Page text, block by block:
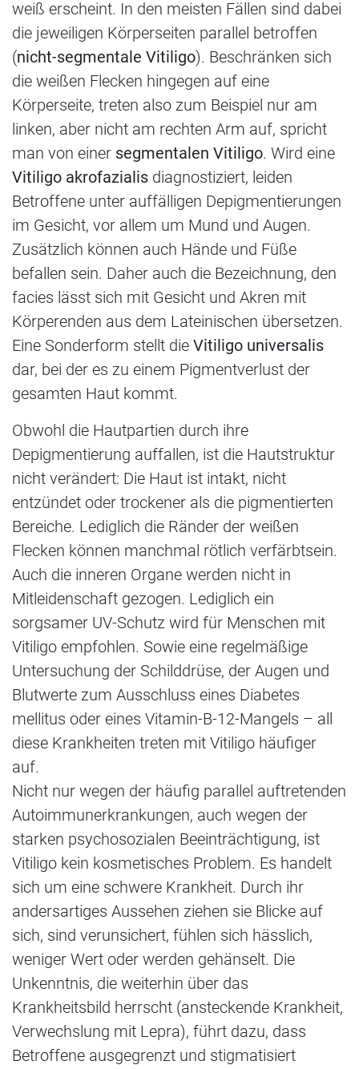
weiß erscheint. In den meisten Fällen sind dabei
die jeweiligen Körperseiten parallel betroffen
(nicht-segmentale Vitiligo). Beschränken sich
die weißen Flecken hingegen auf eine
Körperseite, treten also zum Beispiel nur am
linken, aber nicht am rechten Arm auf, spricht
man von einer segmentalen Vitiligo. Wird eine
Vitiligo akrofazialis diagnostiziert, leiden
Betroffene unter auffälligen Depigmentierungen
im Gesicht, vor allem um Mund und Augen.
Zusätzlich können auch Hände und Füße
befallen sein. Daher auch die Bezeichnung, den
facies lässt sich mit Gesicht und Akren mit
Körperenden aus dem Lateinischen übersetzen.
Eine Sonderform stellt die Vitiligo universalis
dar, bei der es zu einem Pigmentverlust der
gesamten Haut kommt.
Obwohl die Hautpartien durch ihre
Depigmentierung auffallen, ist die Hautstruktur
nicht verändert: Die Haut ist intakt, nicht
entzündet oder trockener als die pigmentierten
Bereiche. Lediglich die Ränder der weißen
Flecken können manchmal rötlich verfärbtsein.
Auch die inneren Organe werden nicht in
Mitleidenschaft gezogen. Lediglich ein
sorgsamer UV-Schutz wird für Menschen mit
Vitiligo empfohlen. Sowie eine regelmäßige
Untersuchung der Schilddrüse, der Augen und
Blutwerte zum Ausschluss eines Diabetes
mellitus oder eines Vitamin-B-12-Mangels – all
diese Krankheiten treten mit Vitiligo häufiger
auf.
Nicht nur wegen der häufig parallel auftretenden
Autoimmunerkrankungen, auch wegen der
starken psychosozialen Beeinträchtigung, ist
Vitiligo kein kosmetisches Problem. Es handelt
sich um eine schwere Krankheit. Durch ihr
andersartiges Aussehen ziehen sie Blicke auf
sich, sind verunsichert, fühlen sich hässlich,
weniger Wert oder werden gehänselt. Die
Unkenntnis, die weiterhin über das
Krankheitsbild herrscht (ansteckende Krankheit,
Verwechslung mit Lepra), führt dazu, dass
Betroffene ausgegrenzt und stigmatisiert